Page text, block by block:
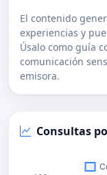
El contenido
experiencias y
Úsalo como guía
comunicación
emisora.
Consultas